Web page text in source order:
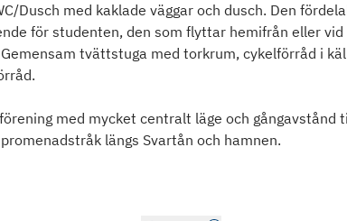
Dusch med kaklade väggar och dusch. Den
för studenten, den som flyttar hemifrån eller vid
tvättstuga med torkrum, cykelförråd i
med mycket centralt läge och gångavstånd
längs Svartån och hamnen.